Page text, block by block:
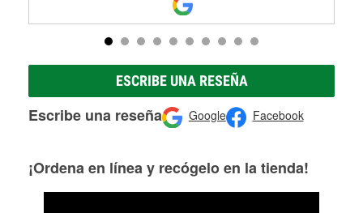
ESCRIBE UNA RESEÑA
Escribe una reseña Google Facebook
¡Ordena en línea y recógelo en la tienda!